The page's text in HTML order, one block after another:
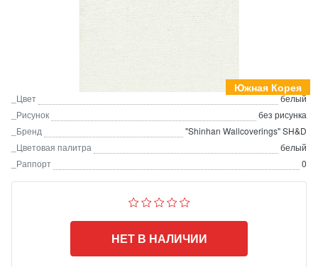
Южная Корея
_Цвет
белый
_Рисунок
без рисунка
_Бренд
"Shinhan Wallcoverings" SH&D
_Цветовая палитра
белый
_Раппорт
0
НЕТ В НАЛИЧИИ